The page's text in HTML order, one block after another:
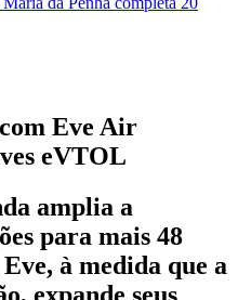
Eve Air
eVTOL
amplia a
para mais 48
à medida que a